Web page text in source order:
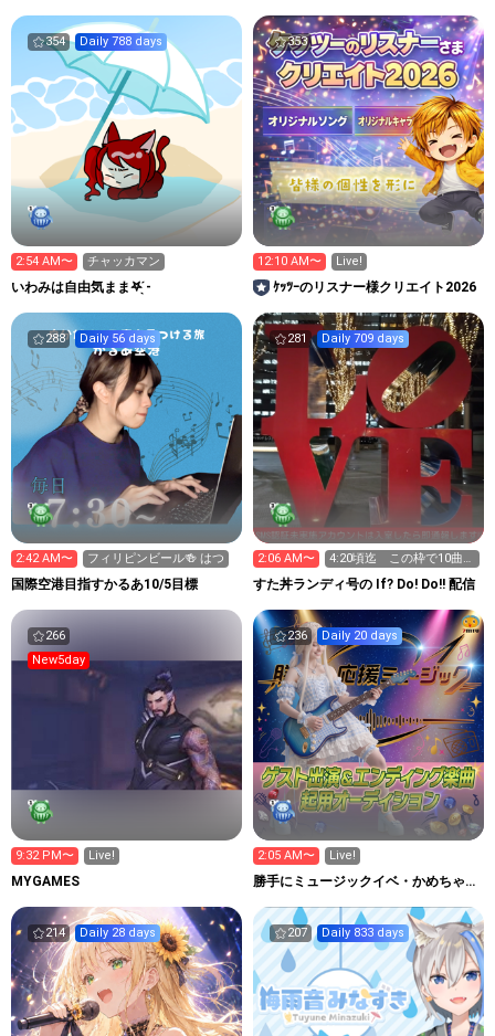
354 Daily 788 days
2:54 AM〜 チャッカマン
いわみは自由気まま𖤐 ̖́-‬
353
12:10 AM〜 Live!
ｹｯﾂｰのリスナー様クリエイト2026
288 Daily 56 days
2:42 AM〜 フィリピンビール🍻 はつ
国際空港目指すかるあ10/5目標
281 Daily 709 days
2:06 AM〜
4:20頃迄 この枠で10曲歌
いきります
すた丼ランディ号の If? Do! Do!! 配信
266
New5day
9:32 PM〜 Live!
MYGAMES
236 Daily 20 days
2:05 AM〜 Live!
勝手にミュージックイベ・かめちゃん
214 Daily 28 days 207 Daily 833 days